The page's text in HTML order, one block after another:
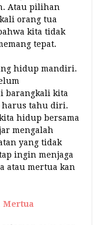
Atau pilihan
orang tua
kita tidak
tepat.
hidup mandiri.
barangkali kita
harus tahu diri.
hidup bersama
mengalah
yang tidak
ingin menjaga
atau mertua kan
Mertua